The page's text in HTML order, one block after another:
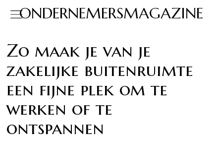
ONDERNEMERSMAGAZINE
Zo maak je van je
zakelijke buitenruimte
een fijne plek om te
werken of te
ontspannen